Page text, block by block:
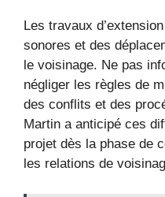
Les travaux
sonores et des
le voisinage. Ne pas
négliger les règles de
des conflits et des
Martin a anticipé ces
projet dès la phase de
les relations de